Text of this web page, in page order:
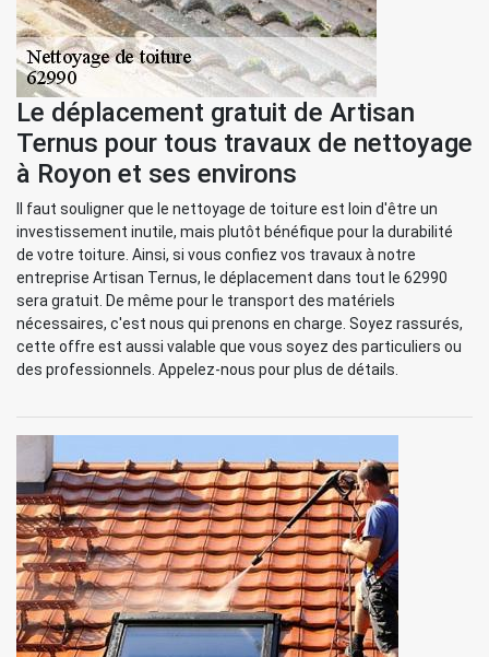
Le déplacement gratuit de Artisan
Ternus pour tous travaux de nettoyage
à Royon et ses environs
Il faut souligner que le nettoyage de toiture est loin d'être un
investissement inutile, mais plutôt bénéfique pour la durabilité
de votre toiture. Ainsi, si vous confiez vos travaux à notre
entreprise Artisan Ternus, le déplacement dans tout le 62990
sera gratuit. De même pour le transport des matériels
nécessaires, c'est nous qui prenons en charge. Soyez rassurés,
cette offre est aussi valable que vous soyez des particuliers ou
des professionnels. Appelez-nous pour plus de détails.